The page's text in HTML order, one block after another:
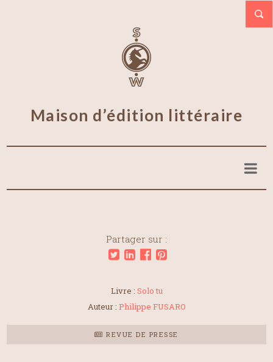
Maison d’édition littéraire
Partager sur :
Livre : Solo tu
Auteur : Philippe FUSARO
REVUE DE PRESSE